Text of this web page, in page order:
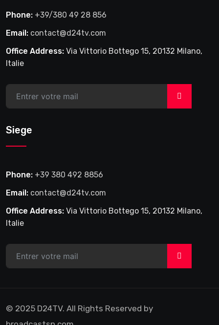
Phone: +39/380 49 28 856
Email: contact@d24tv.com
Office Address: Via Vittorio Bottego 15, 20132 Milano,
Italie
>
Siege
Phone: +39 380 492 8856
Email: contact@d24tv.com
Office Address: Via Vittorio Bottego 15, 20132 Milano,
Italie
>
© 2025 D24TV. All Rights Reserved by